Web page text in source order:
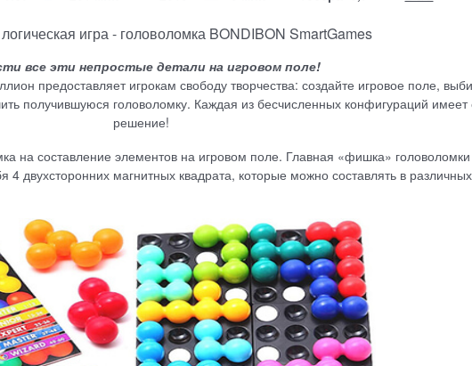
игра - головоломка BONDIBON SmartGames
все эти непростые детали на игровом поле!
предоставляет игрокам свободу творчества: создайте игровое поле,
получившуюся головоломку. Каждая из бесчисленных конфигураций имеет
решение!
на составление элементов на игровом поле. Главная «фишка»
4 двухсторонних магнитных квадрата, которые можно составлять в различных